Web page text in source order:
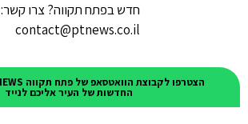
חדש בפתח תקווה? צרו קשר:
contact@ptnews.co.il
החדשות של העיר אליכם לנייד